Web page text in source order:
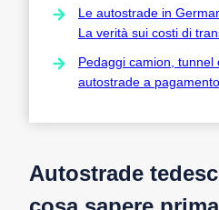
Le autostrade in
La verità sui costi di
Pedaggi camion, tunnel
autostrade a
Autostrade